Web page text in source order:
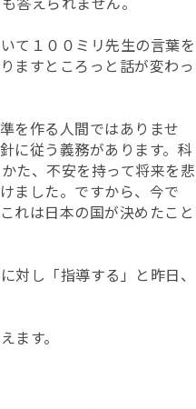
て１００ミリ先生の言葉を
ますところっと話が変わっ
を作る人間ではありませ
に従う義務があります。科
た、不安を持って将来を悲
ました。ですから、今で
れは日本の国が決めたこと
対し「指導する」と昨日、
ます。